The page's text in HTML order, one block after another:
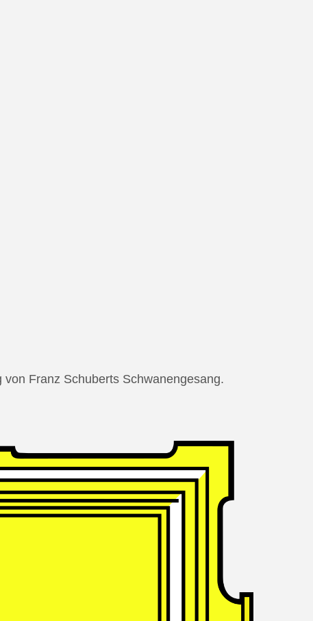
Franz Schuberts Schwanengesang.